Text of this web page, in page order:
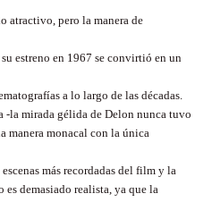
atractivo, pero la manera de
estreno en 1967 se convirtió en un
a lo largo de las décadas.
-la mirada gélida de Delon nunca tuvo
manera monacal con la única
más recordadas del film y la
es demasiado realista, ya que la